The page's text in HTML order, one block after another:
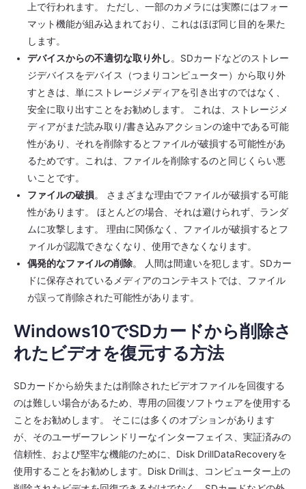
上で行われます。 ただし、一部のカメラには実際にはフォー
マット機能が組み込まれており、これはほぼ同じ目的を果た
します。
デバイスからの不適切な取り外し。SDカードなどのストレー
ジデバイスをデバイス（つまりコンピューター）から取り外
すときは、単にストレージメディアを引き出すのではなく、
安全に取り出すことをお勧めします。 これは、ストレージメ
ディアがまだ読み取り/書き込みアクションの途中である可能
性があり、それを削除するとファイルが破損する可能性があ
るためです。これは、ファイルを削除するのと同じくらい悪
いことです。
ファイルの破損。 さまざまな理由でファイルが破損する可能
性があります。 ほとんどの場合、それは避けられず、ランダ
ムに攻撃します。 理由に関係なく、ファイルが破損するとフ
ァイルが認識できなくなり、使用できなくなります。
偶発的なファイルの削除。 人間は間違いを犯します。SDカー
ドに保存されているメディアのコンテキストでは、ファイル
が誤って削除された可能性があります。
Windows10でSDカードから削除さ
れたビデオを復元する方法
SDカードから紛失または削除されたビデオファイルを回復する
のは難しい場合があるため、専用の回復ソフトウェアを使用する
ことをお勧めします。 そこには多くのオプションがあります
が、そのユーザーフレンドリーなインターフェイス、実証済みの
信頼性、および堅牢な機能のために、Disk DrillDataRecoveryを
使用することをお勧めします。Disk Drillは、コンピューター上の